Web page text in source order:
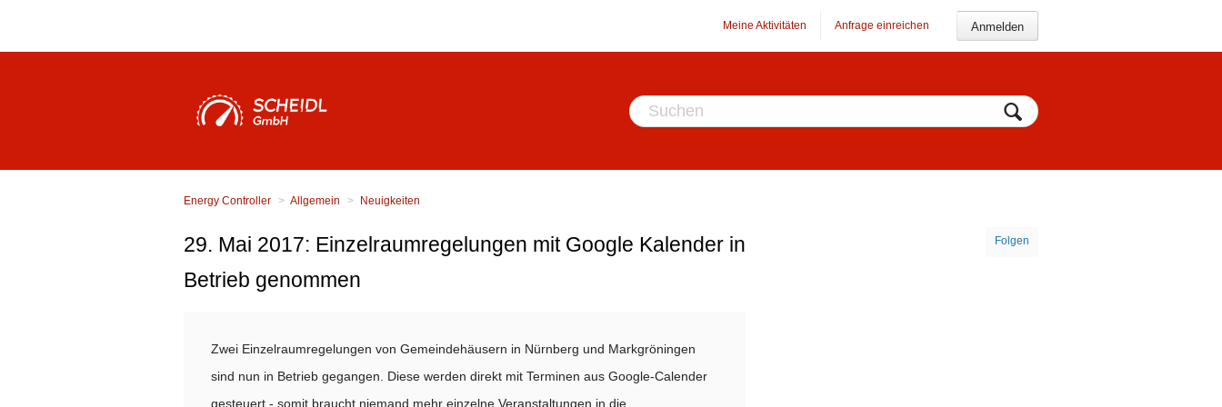
Anmelden
Anfrage einreichen
Meine Aktivitäten
Energy Controller Allgemein Neuigkeiten
Folgen
29. Mai 2017: Einzelraumregelungen mit Google Kalender in
Betrieb genommen
Zwei Einzelraumregelungen von Gemeindehäusern in Nürnberg und Markgröningen
sind nun in Betrieb gegangen. Diese werden direkt mit Terminen aus Google-Calender
gesteuert - somit braucht niemand mehr einzelne Veranstaltungen in die